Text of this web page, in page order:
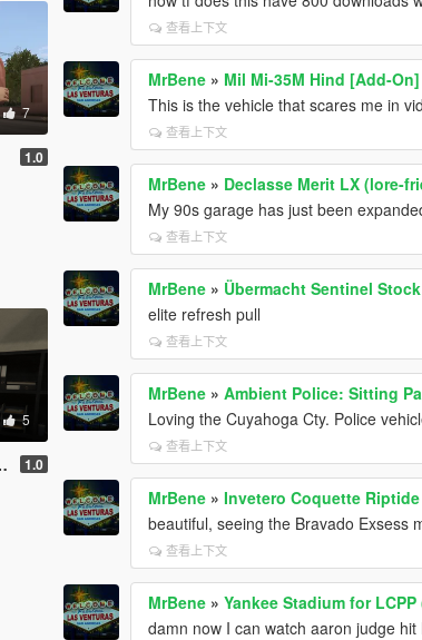
7
1.0
5
1.0
查看上下文
MrBene » Mil Mi-35M Hind [Add-On]
This is the vehicle that scares me in
查看上下文
MrBene » Declasse Merit LX (lore-
My 90s garage has just been
查看上下文
MrBene » Übermacht Sentinel
elite refresh pull
查看上下文
MrBene »Ambient Police: Sitting
Loving the Cuyahoga Cty. Police
查看上下文
MrBene »Invetero Coquette
beautiful, seeing the Bravado Exsess
查看上下文
MrBene »Yankee Stadium for LCPP
damn now I can watch aaron judge